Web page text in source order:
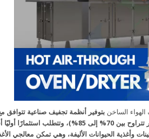
الساخن
وأغذية الحيوانات الأليفة، وهي تمكن معالجي